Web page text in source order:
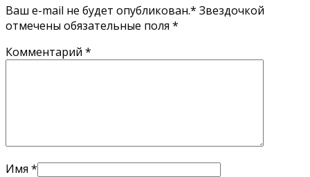
Ваш e-mail не будет опубликован.* Звездочкой
отмечены обязательные поля *
Комментарий *
Имя *